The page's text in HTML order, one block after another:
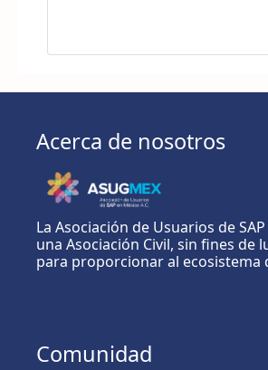
Acerca de nosotros
La Asociación de Usuarios de
una Asociación Civil, sin fines de
para proporcionar al ecosistema
Comunidad